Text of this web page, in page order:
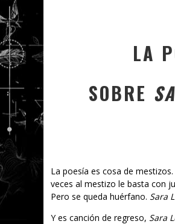
LA
SOBRE
La poesía es cosa de
veces al mestizo le basta con
Pero se queda huérfano. Sara
Y es canción de regreso, Sara